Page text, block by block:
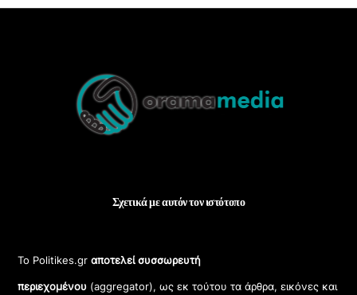
Top
Σχετικά με αυτόν τον ιστότοπο
Το Politikes.grαποτελεί συσσωρευτή
περιεχομένου (aggregator), ως εκ τούτου τα άρθρα, εικόνες και